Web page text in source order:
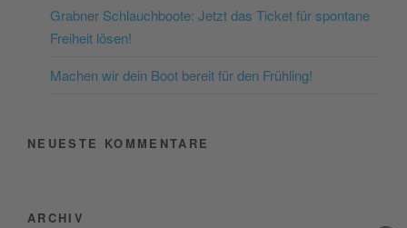
Consent Management
Grabner Schlauchboote: Jetzt das Ticket für spontane
Freiheit lösen!
Machen wir dein Boot bereit für den Frühling!
NEUESTE KOMMENTARE
ARCHIV